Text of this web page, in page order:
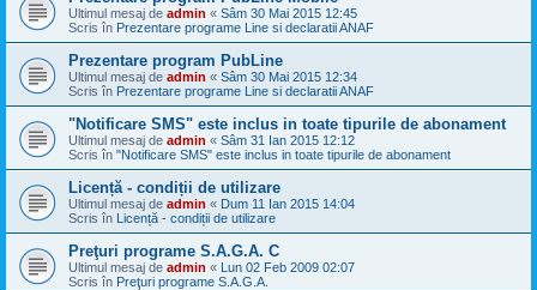
Ultimul mesaj de admin « Sâm 30 Mai 2015 12:45
Scris în Prezentare programe Line si declaratii ANAF
Prezentare program PubLine
Ultimul mesaj de admin « Sâm 30 Mai 2015 12:34
Scris în Prezentare programe Line si declaratii ANAF
"Notificare SMS" este inclus in toate tipurile de abonament
Ultimul mesaj de admin « Sâm 31 Ian 2015 12:12
Scris în "Notificare SMS" este inclus in toate tipurile de abonament
Licență - condiții de utilizare
Ultimul mesaj de admin « Dum 11 Ian 2015 14:04
Scris în Licență - condiții de utilizare
Preţuri programe S.A.G.A. C
Ultimul mesaj de admin « Lun 02 Feb 2009 02:07
Scris în Preţuri programe S.A.G.A.